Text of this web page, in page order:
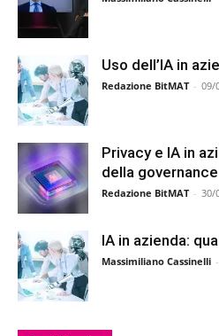
Uso dell’IA in
Redazione BitMAT - 09/
Privacy e IA in
della governance
Redazione BitMAT - 30/
IA in azienda:
Massimiliano Cassinelli -